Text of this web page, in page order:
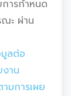
การกำหนด
ณะ ผ่าน
ลต่อ
าน
มการเผย